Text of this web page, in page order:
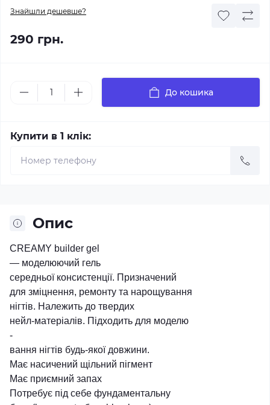
Знайшли дешевше?
290 грн.
До кошика
Купити в 1 клік:
Опис
CREAMY builder gel
― моделюючий гель
середньої консистенції. Призначений
для зміцнення, ремонту та нарощування
нігтів. Належить до твердих
нейл-матеріалів. Підходить для моделю
-
вання нігтів будь-якої довжини.
Має насичений щільний пігмент
Має приємний запах
Потребує під себе фундаментальну